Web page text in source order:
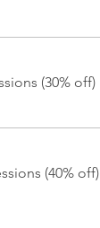
(30% off)
(40% off)